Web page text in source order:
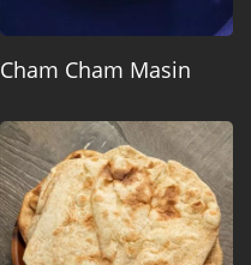
Cham Cham Masin